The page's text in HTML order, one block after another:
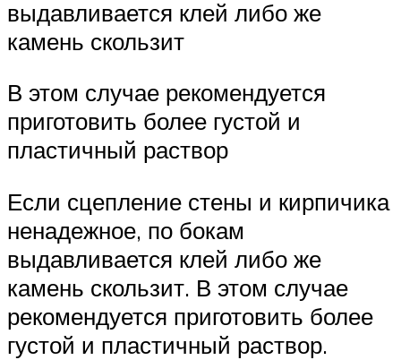
выдавливается клей либо же
камень скользит
В этом случае рекомендуется
приготовить более густой и
пластичный раствор
Если сцепление стены и кирпичика
ненадежное, по бокам
выдавливается клей либо же
камень скользит. В этом случае
рекомендуется приготовить более
густой и пластичный раствор.